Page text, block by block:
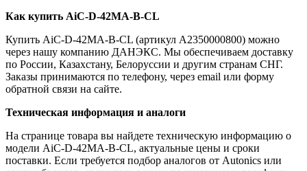
Как купить AiC-D-42MA-B-CL
Купить AiC-D-42MA-B-CL (артикул A2350000800) можно
через нашу компанию ДАНЭКС. Мы обеспечиваем доставку
по России, Казахстану, Белоруссии и другим странам СНГ.
Заказы принимаются по телефону, через email или форму
обратной связи на сайте.
Техническая информация и аналоги
На странице товара вы найдете техническую информацию о
модели AiC-D-42MA-B-CL, актуальные цены и сроки
поставки. Если требуется подбор аналогов от Autonics или